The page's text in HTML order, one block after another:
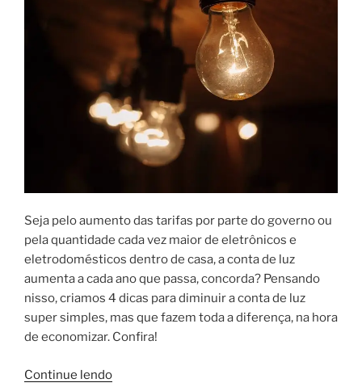
elétricos”
Seja pelo aumento das tarifas por parte do governo ou
pela quantidade cada vez maior de eletrônicos e
eletrodomésticos dentro de casa, a conta de luz
aumenta a cada ano que passa, concorda? Pensando
nisso, criamos 4 dicas para diminuir a conta de luz
super simples, mas que fazem toda a diferença, na hora
de economizar. Confira!
Continue lendo“Conheça